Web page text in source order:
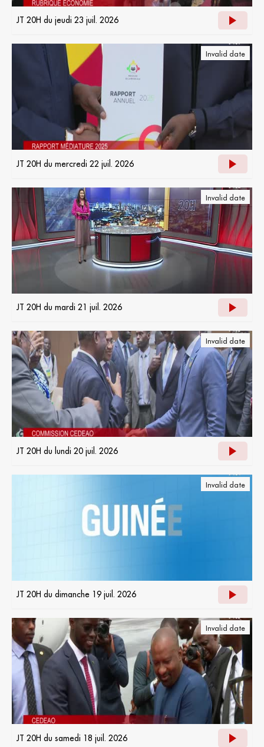
JT 20H du jeudi 23 juil. 2026
Invalid date
JT 20H du mercredi 22 juil. 2026
Invalid date
JT 20H du mardi 21 juil. 2026
Invalid date
JT 20H du lundi 20 juil. 2026
Invalid date
JT 20H du dimanche 19 juil. 2026
Invalid date
JT 20H du samedi 18 juil. 2026